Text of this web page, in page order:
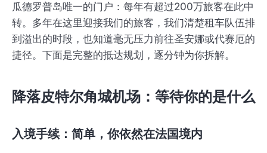
瓜德罗普岛唯一的门户：每年有超过200万旅客在此中
转。多年在这里迎接我们的旅客，我们清楚租车队伍排
到溢出的时段，也知道毫无压力前往圣安娜或代赛厄的
捷径。下面是完整的抵达规划，逐分钟为你拆解。
降落皮特尔角城机场：等待你的是什么
入境手续：简单，你依然在法国境内